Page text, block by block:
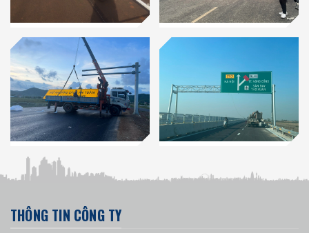
THÔNG TIN CÔNG TY